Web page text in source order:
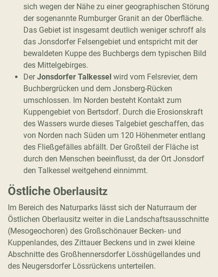
sich wegen der Nähe zu einer geographischen Störung
der sogenannte Rumburger Granit an der Oberfläche.
Das Gebiet ist insgesamt deutlich weniger schroff als
das Jonsdorfer Felsengebiet und entspricht mit der
bewaldeten Kuppe des Buchbergs dem typischen Bild
des Mittelgebirges.
DerJonsdorfer Talkessel wird vom Felsrevier, dem
Buchbergrücken und dem Jonsberg-Rücken
umschlossen. Im Norden besteht Kontakt zum
Kuppengebiet von Bertsdorf. Durch die Erosionskraft
des Wassers wurde dieses Talgebiet geschaffen, das
von Norden nach Süden um 120 Höhenmeter entlang
des Fließgefälles abfällt. Der Großteil der Fläche ist
durch den Menschen beeinflusst, da der Ort Jonsdorf
den Talkessel weitgehend einnimmt.
Östliche Oberlausitz
Im Bereich des Naturparks lässt sich der Naturraum der
Östlichen Oberlausitz weiter in die Landschaftsausschnitte
(Mesogeochoren) des Großschönauer Becken- und
Kuppenlandes, des Zittauer Beckens und in zwei kleine
Abschnitte des Großhennersdorfer Lösshügellandes und
des Neugersdorfer Lössrückens unterteilen.